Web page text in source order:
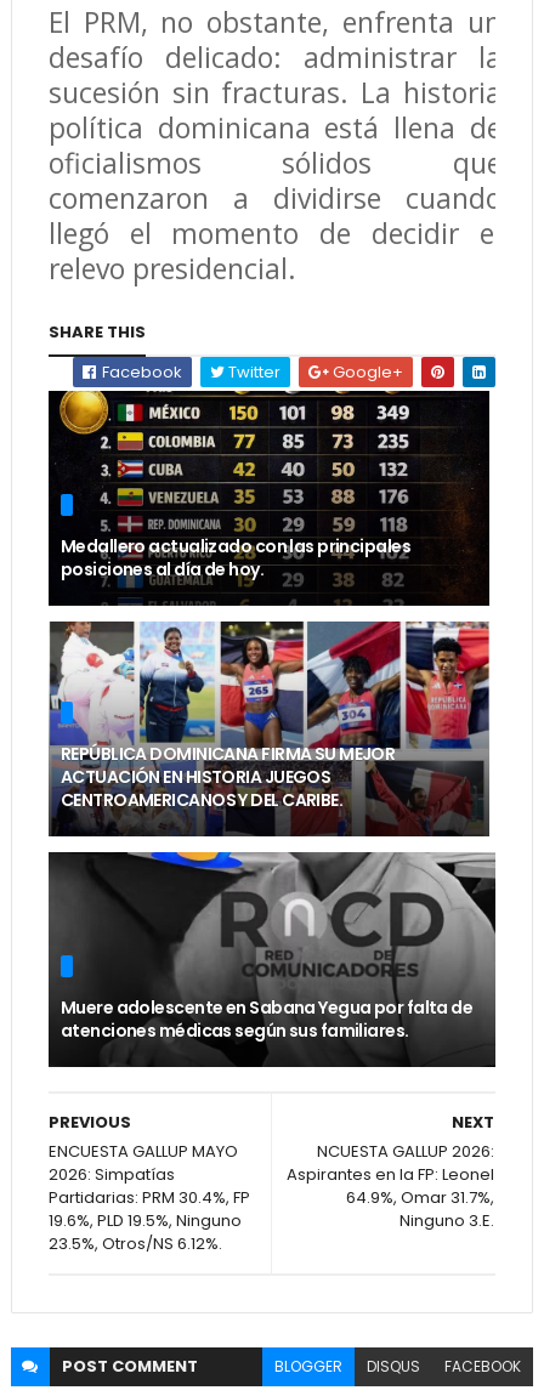
El PRM, no obstante, enfrenta un
desafío delicado: administrar la
sucesión sin fracturas. La historia
política dominicana está llena de
oficialismos sólidos que
comenzaron a dividirse cuando
llegó el momento de decidir el
relevo presidencial.
SHARE THIS
Facebook
Twitter Google+
Medallero actualizado con las principales
posiciones al día de hoy.
REPÚBLICA DOMINICANA FIRMA SU MEJOR
ACTUACIÓN EN HISTORIA JUEGOS
CENTROAMERICANOS Y DEL CARIBE.
Muere adolescente en Sabana Yegua por falta de
atenciones médicas según sus familiares.
NEXT
NCUESTA GALLUP 2026:
Aspirantes en la FP: Leonel
64.9%, Omar 31.7%,
Ninguno 3.E.
PREVIOUS
ENCUESTA GALLUP MAYO
2026: Simpatías
Partidarias: PRM 30.4%, FP
19.6%, PLD 19.5%, Ninguno
23.5%, Otros/NS 6.12%.
POST COMMENT BLOGGER DISQUS FACEBOOK